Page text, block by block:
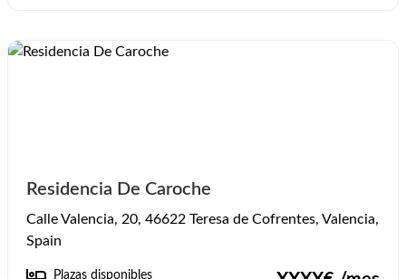
Residencia De Caroche
Calle Valencia, 20, 46622 Teresa de Cofrentes, Valencia,
Spain
Plazas disponibles